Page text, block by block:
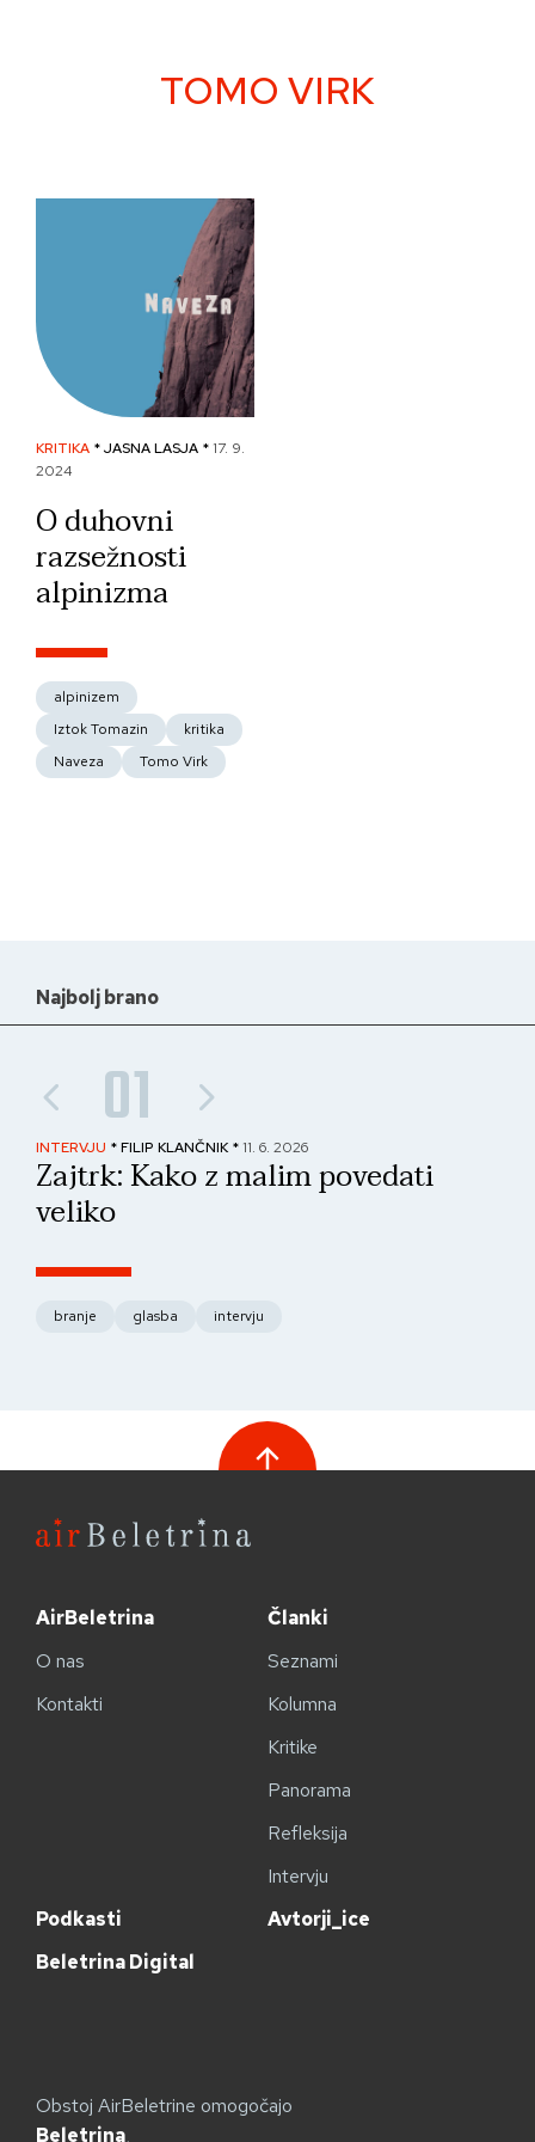
TOMO VIRK
KRITIKA * JASNA LASJA * 17. 9.
2024
O duhovni
razsežnosti
alpinizma
alpinizem
Iztok Tomazin
kritika
Naveza
Tomo Virk
Najbolj brano
01
INTERVJU * FILIP KLANČNIK * 11. 6. 2026
Zajtrk: Kako z malim povedati
veliko
branje glasba intervju
AirBeletrina
O nas
Kontakti
Članki
Seznami
Kolumna
Kritike
Panorama
Refleksija
Intervju
Podkasti
Avtorji_ice
Beletrina Digital
Obstoj AirBeletrine omogočajo
Beletrina,